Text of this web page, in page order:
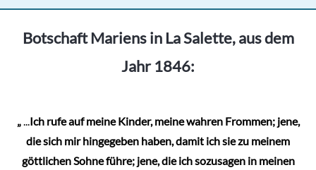
Botschaft Mariens in La Salette, aus dem
Jahr 1846:
„...Ich rufe auf meine Kinder, meine wahren Frommen; jene,
die sich mir hingegeben haben, damit ich sie zu meinem
göttlichen Sohne führe; jene, die ich sozusagen in meinen